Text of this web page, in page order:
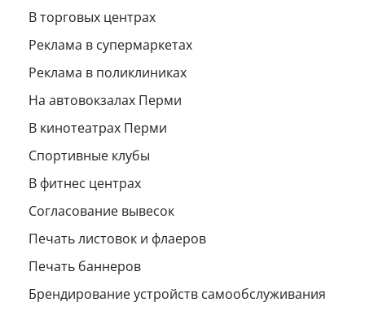
В торговых центрах
Реклама в супермаркетах
Реклама в поликлиниках
На автовокзалах Перми
В кинотеатрах Перми
Спортивные клубы
В фитнес центрах
Согласование вывесок
Печать листовок и флаеров
Печать баннеров
Брендирование устройств самообслуживания